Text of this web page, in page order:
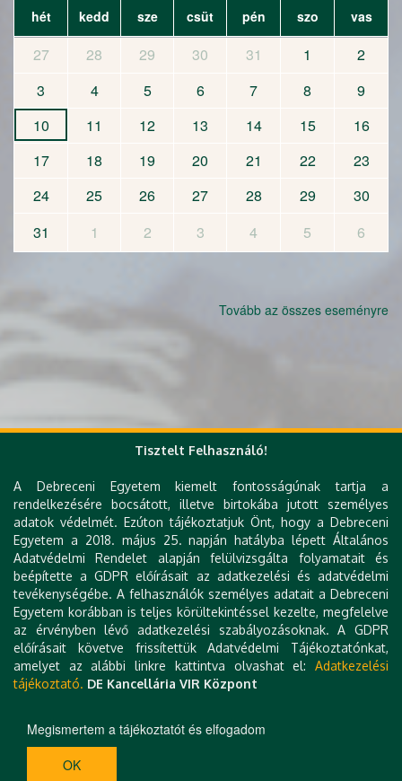
hét kedd sze csüt pén szo vas
27 28 29 30 31 1
2
3
4 5 6 7 8
9
10
11 12 13 14 15
16
17
18 19 20 21 22
23
24
25 26 27 28 29
30
31
1 2 3 4 5 6
Tovább az összes eseményre
DE telefonkönyv
e-Organogram
KK Orvoskereső
KK Szakrendelés kereső
KK Betegségkereső
Várólista
Klinikai térkép
Levelezés
Állásajánlatok
Hibabejelentés
Kapcsolat
Technikai információk
H-4032 DEBRECEN, NAGYERDEI KÖRÚT 98. | TEL.: +36 52 411 717 | E-MAIL:
Tisztelt Felhasználó!
A Debreceni Egyetem kiemelt fontosságúnak tartja a
rendelkezésére bocsátott, illetve birtokába jutott személyes
adatok védelmét. Ezúton tájékoztatjuk Önt, hogy a Debreceni
Egyetem a 2018. május 25. napján hatályba lépett Általános
Adatvédelmi Rendelet alapján felülvizsgálta folyamatait és
beépítette a GDPR előírásait az adatkezelési és adatvédelmi
tevékenységébe. A felhasználók személyes adatait a Debreceni
Egyetem korábban is teljes körültekintéssel kezelte, megfelelve
az érvényben lévő adatkezelési szabályozásoknak. A GDPR
előírásait követve frissítettük Adatvédelmi Tájékoztatónkat,
amelyet az alábbi linkre kattintva olvashat el: Adatkezelési
tájékoztató. DE Kancellária VIR Központ
Megismertem a tájékoztatót és elfogadom
OK